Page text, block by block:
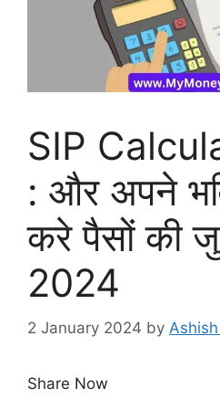
SIP
: और अपने
करे पैसों की
2024
2 January 2024 by
Share Now